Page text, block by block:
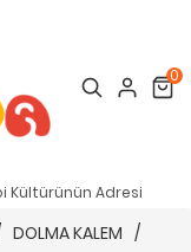
Search Cart
0
Kültürünün Adresi
DOLMA KALEM /